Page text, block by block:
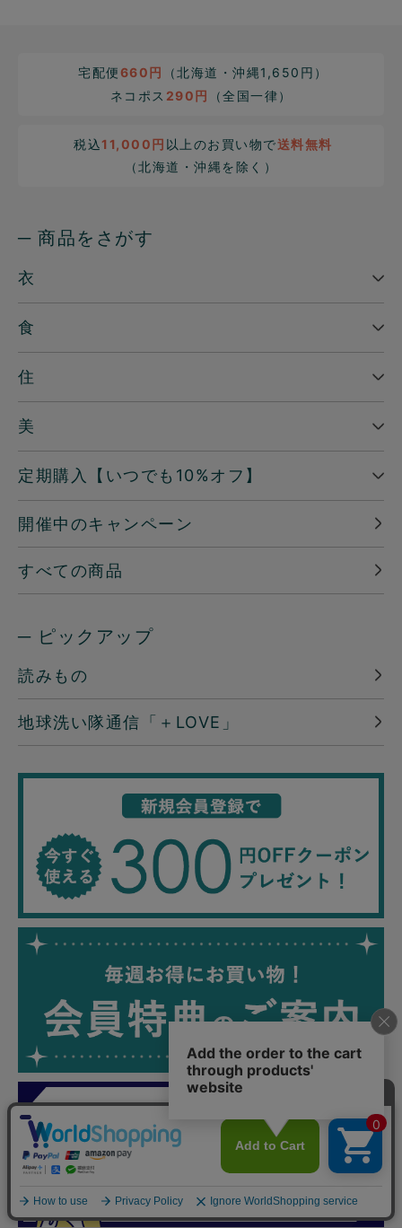
宅配便660円
（北海道・沖縄1,650円）
ネコポス 290円 （全国一律）
税込11,000円 以上のお買い物で送料無料
（北海道・沖縄を除く）
─ 商品をさがす
衣
食
住
美
定期購入【いつでも10%オフ】
開催中のキャンペーン
すべての商品
─ ピックアップ
読みもの
地球洗い隊通信「＋LOVE」